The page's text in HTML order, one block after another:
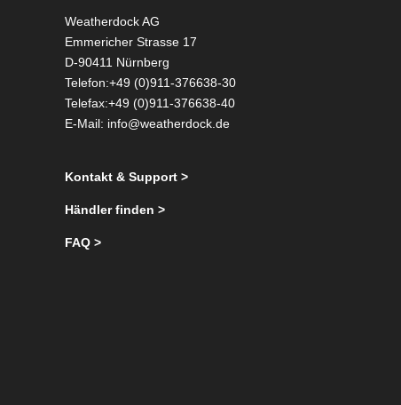
Weatherdock AG
Emmericher Strasse 17
D-90411 Nürnberg
Telefon:+49 (0)911-376638-30
Telefax:+49 (0)911-376638-40
E-Mail: info@weatherdock.de
Kontakt & Support >
Händler finden >
FAQ >